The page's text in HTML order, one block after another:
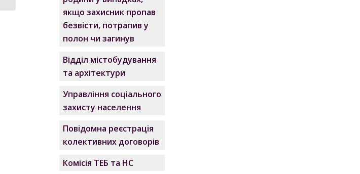
якщо захисник пропав
безвісти, потрапив у
полон чи загинув
Відділ містобудування
та архітектури
Управління соціального
захисту населення
Повідомна реєстрація
колективних договорів
Комісія ТЕБ та НС